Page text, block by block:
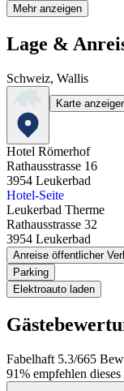
Mehr anzeigen
Lage &
Schweiz, Wallis
Karte
Hotel Römerhof
Rathausstrasse 16
3954 Leukerbad
Hotel-Seite
Leukerbad Therme
Rathausstrasse 32
3954 Leukerbad
Anreise öffentlicher
Parking
Elektroauto laden
Fabelhaft 5.3/665
91% empfehlen